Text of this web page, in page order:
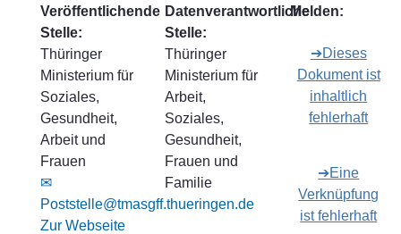
Veröffentlichende
Stelle:
Thüringer
Ministerium für
Soziales,
Gesundheit,
Arbeit und
Frauen
✉
Poststelle@tmasgff.thueringen.de
Zur Webseite
Datenverantwortliche
Stelle:
Thüringer
Ministerium für
Arbeit,
Soziales,
Gesundheit,
Frauen und
Familie
Melden:
➔Dieses
Dokument ist
inhaltlich
fehlerhaft
➔Eine
Verknüpfung
ist fehlerhaft